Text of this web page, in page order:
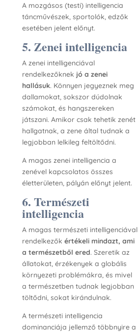
A mozgásos (testi) intelligencia
táncművészek, sportolók, edzők
esetében jelent előnyt.
5. Zenei intelligencia
A zenei intelligenciával
rendelkezőknek jó a zenei
hallásuk. Könnyen jegyeznek meg
dallamokat, sokszor dúdolnak
számokat, és hangszereken
játszani. Amikor csak tehetik zenét
hallgatnak, a zene által tudnak a
legjobban lelkileg feltöltődni.
A magas zenei intelligencia a
zenével kapcsolatos összes
életterületen, pályán előnyt jelent.
6. Természeti
intelligencia
A magas természeti intelligenciával
rendelkezők értékeli mindazt, ami
a természetből ered. Szeretik az
állatokat, érzékenyek a globális
környezeti problémákra, és mivel
a természetben tudnak legjobban
töltődni, sokat kirándulnak.
A természeti intelligencia
dominanciája jellemző többnyire a